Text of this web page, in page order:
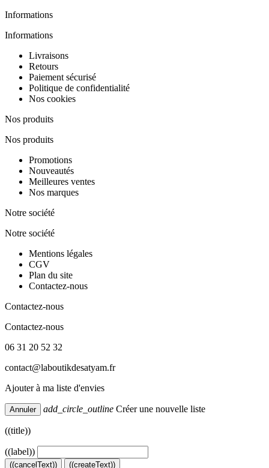
Informations
Informations
Livraisons
Retours
Paiement sécurisé
Politique de confidentialité
Nos cookies
Nos produits
Nos produits
Promotions
Nouveautés
Meilleures ventes
Nos marques
Notre société
Notre société
Mentions légales
CGV
Plan du site
Contactez-nous
Contactez-nous
Contactez-nous
06 31 20 52 32
contact@laboutikdesatyam.fr
Ajouter à ma liste d'envies
Annuler add_circle_outline Créer une nouvelle liste
((title))
((label))
((cancelText)) ((createText))